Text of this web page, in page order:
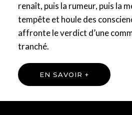
renaît, puis la rumeur, puis la
tempête et houle des
affronte le verdict d’une
tranché.
EN SAVOIR +